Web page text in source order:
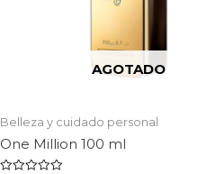
AGOTADO
Belleza y cuidado personal
One Million 100 ml